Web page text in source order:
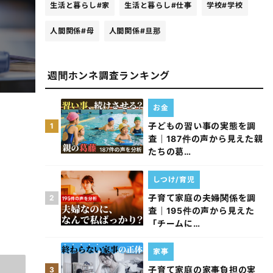
生活と暮らし#家 生活と暮らし#仕事 学校#学校
人間関係#母 人間関係#旦那
週間ホンネ調査ランキング
1
子どもの習い事の実態を調
査｜187件の声から見えた親
たちの葛…
お金
2
子育て家庭の夫婦関係を調
査｜195件の声から見えた
「チームに…
しつけ/育児
3 子育て家庭の家事負担の実
家事